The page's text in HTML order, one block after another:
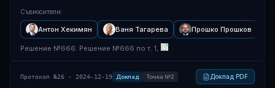
Съвносители:
Антон Хекимян Ваня Тагарева Прошко Прошков
Решение №666: Решение №666 по т. 1,
Протокол №26 · 2024-12-19 Доклад Точка №2 Доклад PDF